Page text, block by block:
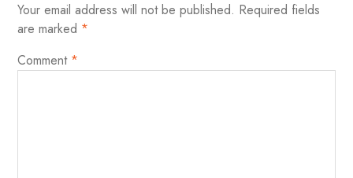
Your email address will not be published. Required fields
are marked *
Comment *